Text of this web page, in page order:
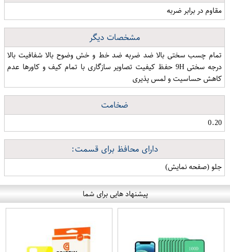
مقاوم در برابر ضربه
مشخصات دیگر
تمام چسب سختی بالا ضد ضربه ضد خط و خش وضوح بالا شفافیت بالا
درجه سختی 9H حفظ کیفیت تصاویر سازگاری با تمام کیف و کاورها عدم
کاهش حساسیت و لمس پذیری
ضخامت
0.20
دارای محافظ برای قسمت:
جلو (صفحه نمایش)
پیشنهاد هایی برای شما